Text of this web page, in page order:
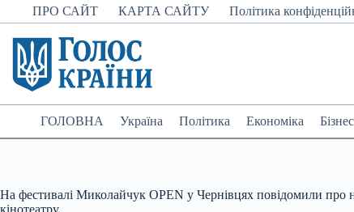
Перейти
до
вмісту
ПРО САЙТ КАРТА САЙТУ Політика
ГОЛОВНА Україна Політика Економіка Бізнес
На фестивалі Миколайчук OPEN у Чернівцях повідомили про
кінотеатру.